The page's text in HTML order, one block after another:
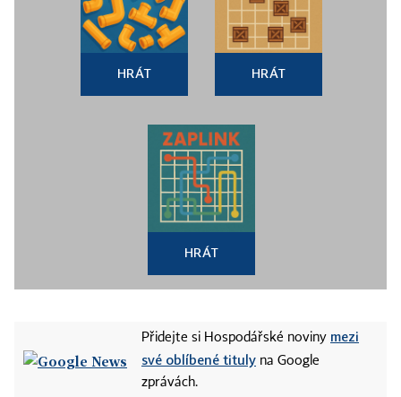
HRÁT HRÁT
HRÁT
Přidejte si Hospodářské noviny mezi
své oblíbené tituly na Google
zprávách.